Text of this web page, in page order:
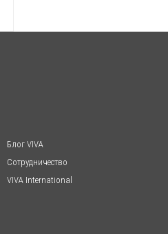
Блог VIVA
Сотрудничество
VIVA International